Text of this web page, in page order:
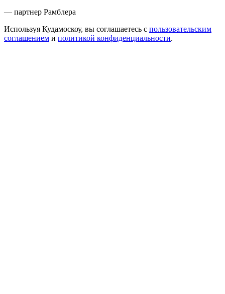
— партнер Рамблера
Используя Кудамоскоу, вы соглашаетесь с пользовательским
соглашением и политикой конфиденциальности.